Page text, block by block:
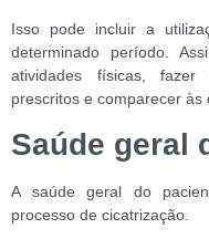
Isso pode incluir a
determinado período.
atividades físicas,
prescritos e comparecer às
Saúde geral
A saúde geral do
processo de cicatrização.